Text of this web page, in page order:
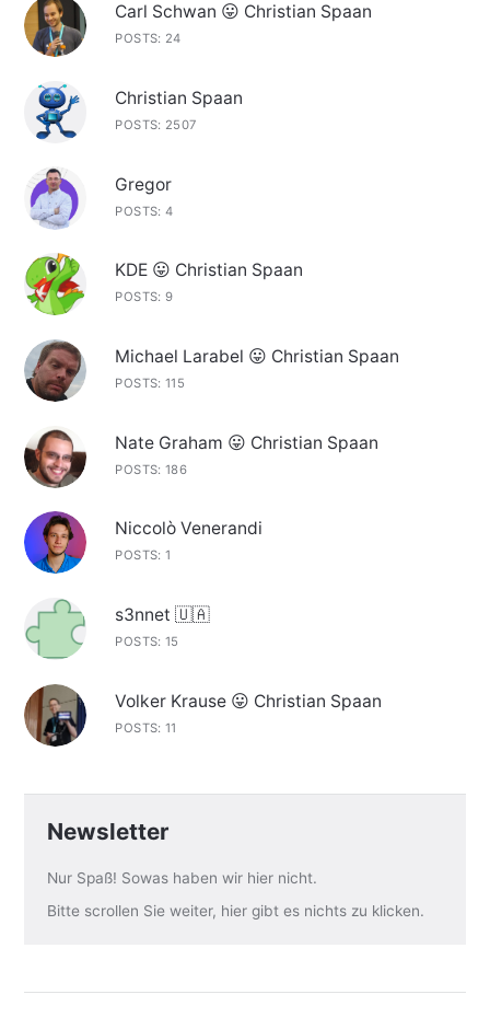
Carl Schwan 😛 Christian Spaan
POSTS: 24
Christian Spaan
POSTS: 2507
Gregor
POSTS: 4
KDE 😛 Christian Spaan
POSTS: 9
Michael Larabel 😛 Christian Spaan
POSTS: 115
Nate Graham 😛 Christian Spaan
POSTS: 186
Niccolò Venerandi
POSTS: 1
s3nnet 🇺🇦
POSTS: 15
Volker Krause 😛 Christian Spaan
POSTS: 11
Newsletter
Nur Spaß! Sowas haben wir hier nicht.
Bitte scrollen Sie weiter, hier gibt es nichts zu klicken.